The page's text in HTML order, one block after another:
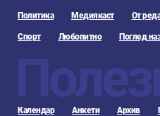
Политика Медиякаст От
Спорт Любопитно Поглед
Календар Анкети Архив